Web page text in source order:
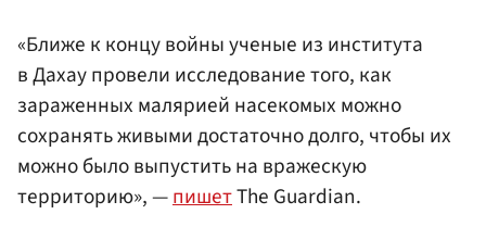
«Ближе к концу войны ученые из института
в Дахау провели исследование того, как
зараженных малярией насекомых можно
сохранять живыми достаточно долго, чтобы их
можно было выпустить на вражескую
территорию», —пишетThe Guardian.